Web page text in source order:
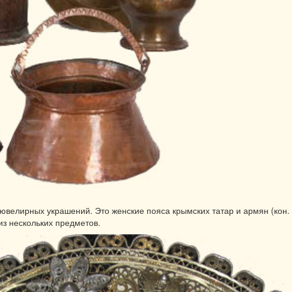
украшений. Это женские пояса крымских татар и армян (кон.
нескольких предметов.